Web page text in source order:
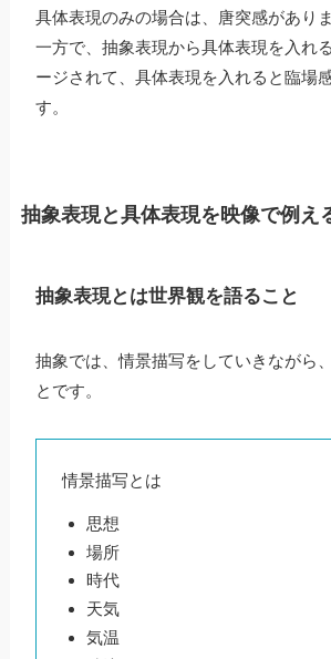
具体表現のみの場合は、唐突感があり
一方で、抽象表現から具体表現を入れ
ージされて、具体表現を入れると臨場
す。
抽象表現と具体表現を映像で例え
抽象表現とは世界観を語ること
抽象では、情景描写をしていきながら
とです。
情景描写とは
思想
場所
時代
天気
気温